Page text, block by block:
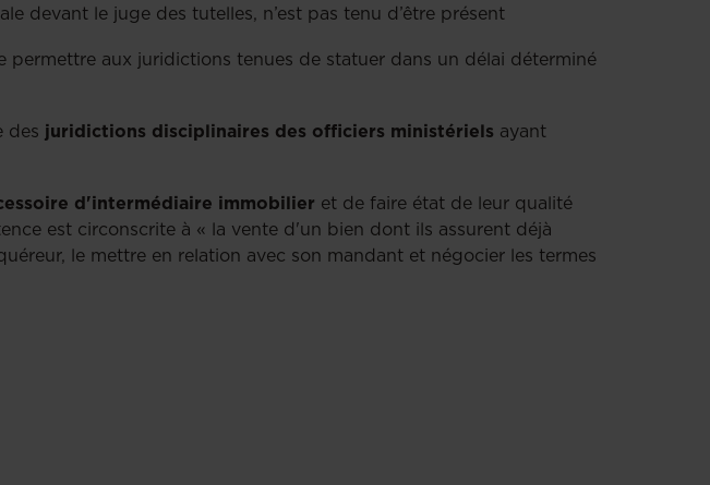
devant le juge des tutelles, n’est pas tenu d’être présent
permettre aux juridictions tenues de statuer dans un délai déterminé
des juridictions disciplinaires des officiers ministériels ayant
d'intermédiaire immobilier et de faire état de leur qualité
est circonscrite à « la vente d'un bien dont ils assurent déjà
le mettre en relation avec son mandant et négocier les termes